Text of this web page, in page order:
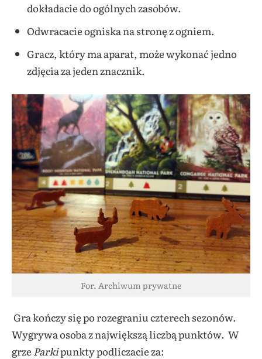
dokładacie do ogólnych zasobów.
Odwracacie ogniska na stronę z ogniem.
Gracz, który ma aparat, może wykonać jedno
zdjęcia za jeden znacznik.
For. Archiwum prywatne
Gra kończy się po rozegraniu czterech sezonów.
Wygrywa osoba z największą liczbą punktów. W
grze Parkipunkty podliczacie za: